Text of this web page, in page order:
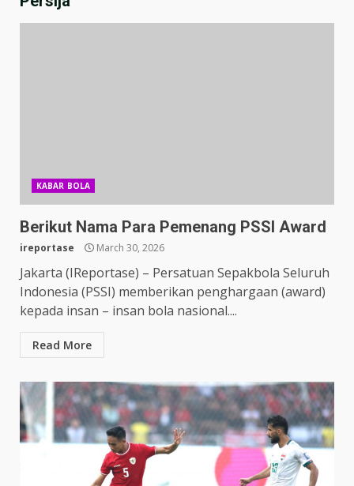
KABAR BOLA
Berikut Nama Para Pemenang PSSI Award
ireportase March 30, 2026
Jakarta (IReportase) – Persatuan Sepakbola Seluruh
Indonesia (PSSI) memberikan penghargaan (award)
kepada insan – insan bola nasional....
Read More